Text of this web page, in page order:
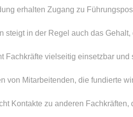
erhalten Zugang zu
steigt in der Regel auch das
Fachkräfte vielseitig einsetzbar
von Mitarbeitenden, die fundierte
Kontakte zu anderen